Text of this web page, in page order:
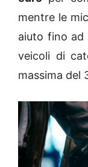
mentre le
aiuto fino ad
veicoli di
massima del